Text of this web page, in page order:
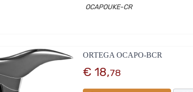
OCAPOUKE-CR
ORTEGA OCAPO-BCR
€ 18,78